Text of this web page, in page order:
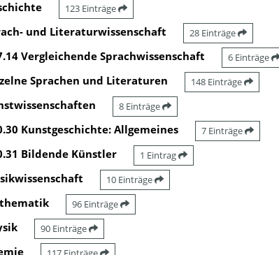
123 Einträge
und Literaturwissenschaft 28 Einträge
Vergleichende Sprachwissenschaft 6 Einträge
Sprachen und Literaturen 148 Einträge
8 Einträge
Kunstgeschichte: Allgemeines 7 Einträge
Bildende Künstler 1 Eintrag
10 Einträge
96 Einträge
90 Einträge